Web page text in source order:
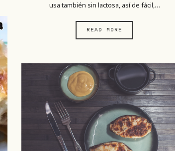
usa también sin lactosa, así de fácil,…
READ MORE